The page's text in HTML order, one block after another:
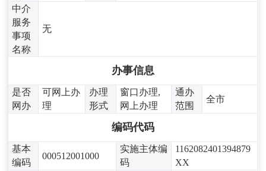
中介
服务
事项
名称
无
办事信息
是否
网办
可网上办
理
办理
形式
窗口办理,
网上办理
通办
范围
全市
编码代码
基本
编码
000512001000
实施主体编
码
1162082401394879
XX